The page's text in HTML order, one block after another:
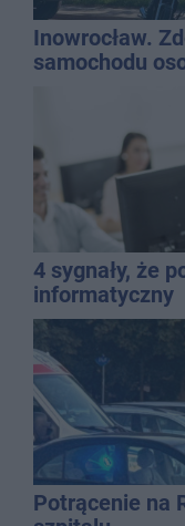
Inowrocław.
samochodu
4 sygnały, że
informatyczny
Potrącenie na